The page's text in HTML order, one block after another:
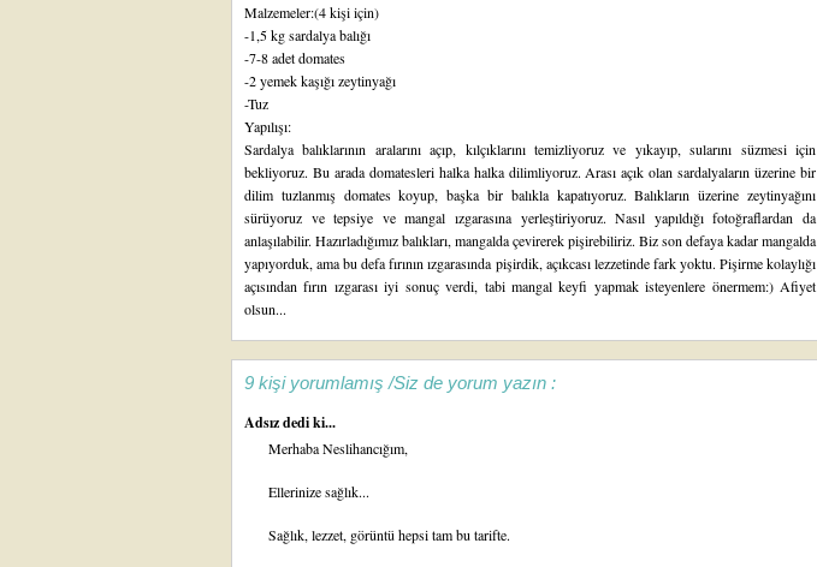
Malzemeler:(4 kişi için)
-1,5 kg sardalya balığı
-7-8 adet domates
-2 yemek kaşığı zeytinyağı
-Tuz
Yapılışı:
Sardalya balıklarının aralarını açıp, kılçıklarını temizliyoruz ve yıkayıp, sularını süzmesi için
bekliyoruz. Bu arada domatesleri halka halka dilimliyoruz. Arası açık olan sardalyaların üzerine bir
dilim tuzlanmış domates koyup, başka bir balıkla kapatıyoruz. Balıkların üzerine zeytinyağını
sürüyoruz ve tepsiye ve mangal ızgarasına yerleştiriyoruz. Nasıl yapıldığı fotoğraflardan da
anlaşılabilir. Hazırladığımız balıkları, mangalda çevirerek pişirebiliriz. Biz son defaya kadar mangalda
yapıyorduk, ama bu defa fırının ızgarasında pişirdik, açıkcası lezzetinde fark yoktu. Pişirme kolaylığı
açısından fırın ızgarası iyi sonuç verdi, tabi mangal keyfi yapmak isteyenlere önermem:) Afiyet
olsun...
9 kişi yorumlamış /Siz de yorum yazın :
Adsız dedi ki...
Merhaba Neslihancığım,
Ellerinize sağlık...
Sağlık, lezzet, görüntü hepsi tam bu tarifte.